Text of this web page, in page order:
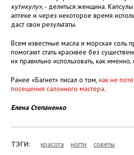
кутикулу», - делиться женщина.
аптеке и через некоторое время
даст свои результаты.
Всем известные масла и морская соль
помогают стать красивее без
их правильно использовать, как
Ранее «Багнет» писал о том,как не
посещения салонного мастера.
Елена Степаненко
ТЭГИ: красота ногти советы